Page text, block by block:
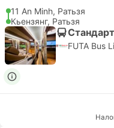
11 An Minh, Ратьзя
Кьензянг, Ратьзя
FUTA Bus